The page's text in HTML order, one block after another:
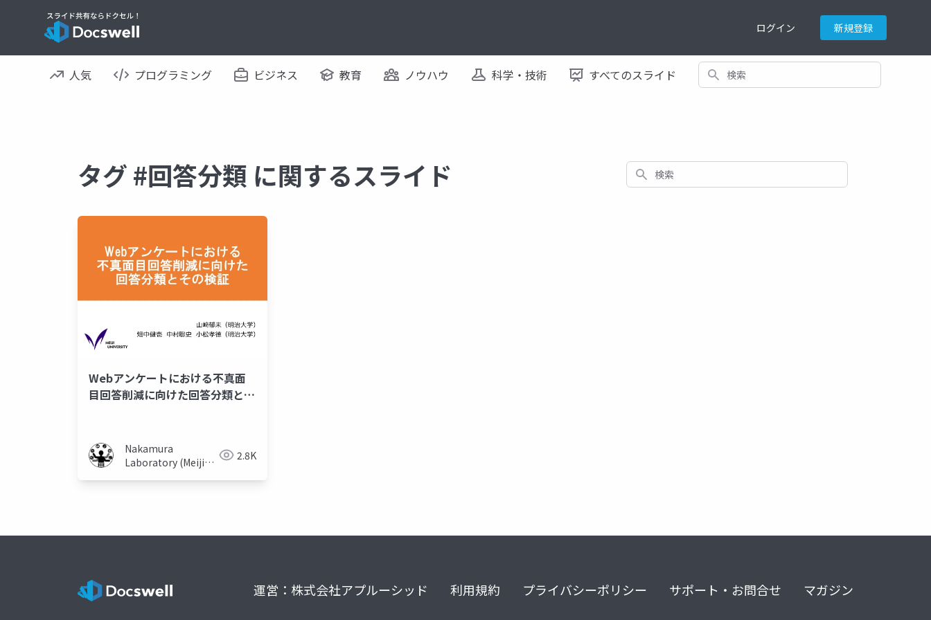
ログイン 新規登録
人気 プログラミング ビジネス 教育 ノウハウ 科学・技術 すべてのスライド 検索
タグ #回答分類 に関するスライド 検索
Webアンケートにおける不真面
目回答削減に向けた回答分類とそ
Nakamura
Laboratory (Meiji
2.8K
運営：株式会社アプルーシッド 利用規約 プライバシーポリシー サポート・お問合せ マガジン